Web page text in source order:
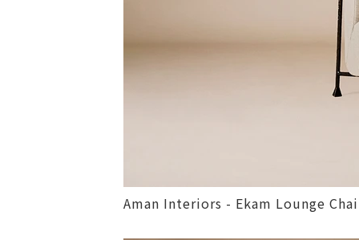
Aman Interiors - Ekam Lounge